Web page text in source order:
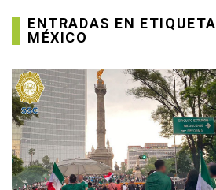
ENTRADAS EN
MÉXICO